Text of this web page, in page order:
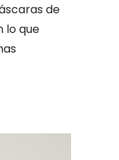
de
lo que